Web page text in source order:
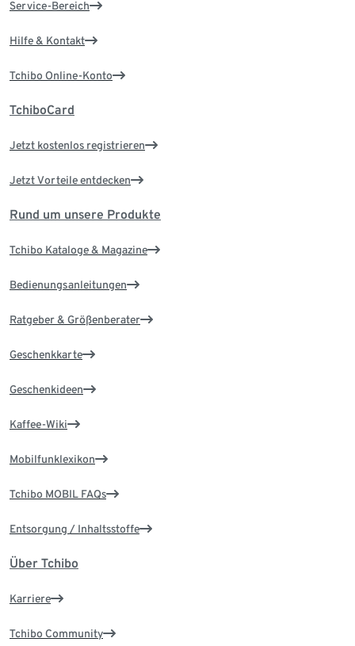
Service-Bereich
Hilfe & Kontakt
Tchibo Online-Konto
TchiboCard
Jetzt kostenlos registrieren
Jetzt Vorteile entdecken
Rund um unsere Produkte
Tchibo Kataloge & Magazine
Bedienungsanleitungen
Ratgeber & Größenberater
Geschenkkarte
Geschenkideen
Kaffee-Wiki
Mobilfunklexikon
Tchibo MOBIL FAQs
Entsorgung / Inhaltsstoffe
Über Tchibo
Karriere
Tchibo Community